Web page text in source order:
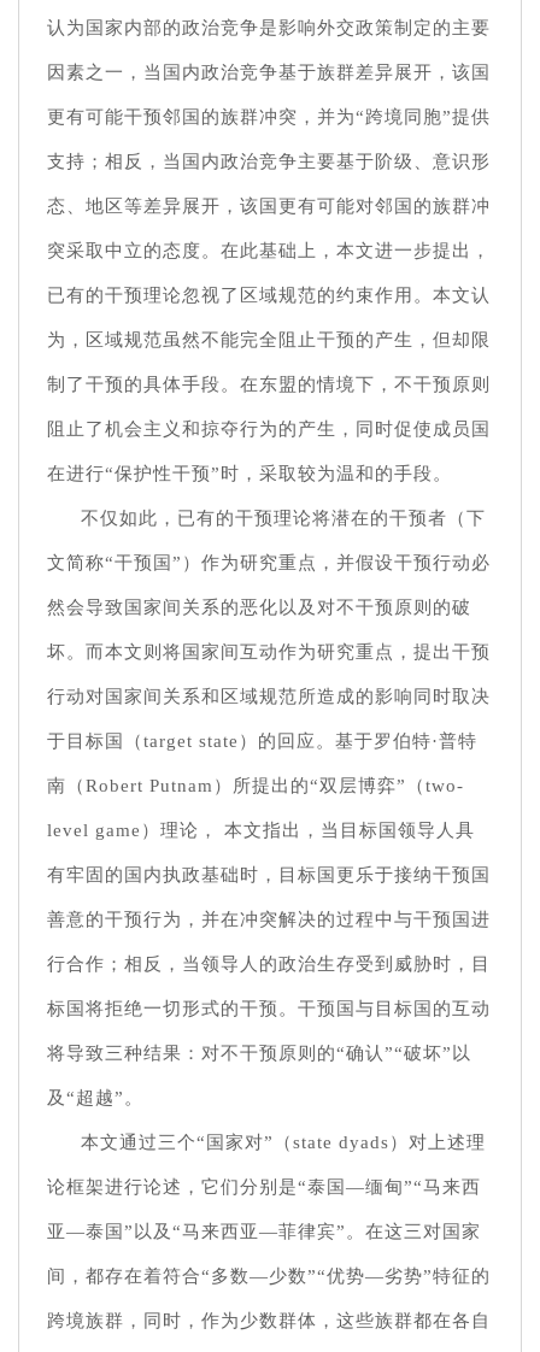
认为国家内部的政治竞争是影响外交政策制定的主要
因素之一，当国内政治竞争基于族群差异展开，该国
更有可能干预邻国的族群冲突，并为“跨境同胞”提供
支持；相反，当国内政治竞争主要基于阶级、意识形
态、地区等差异展开，该国更有可能对邻国的族群冲
突采取中立的态度。在此基础上，本文进一步提出，
已有的干预理论忽视了区域规范的约束作用。本文认
为，区域规范虽然不能完全阻止干预的产生，但却限
制了干预的具体手段。在东盟的情境下，不干预原则
阻止了机会主义和掠夺行为的产生，同时促使成员国
在进行“保护性干预”时，采取较为温和的手段。
不仅如此，已有的干预理论将潜在的干预者（下
文简称“干预国”）作为研究重点，并假设干预行动必
然会导致国家间关系的恶化以及对不干预原则的破
坏。而本文则将国家间互动作为研究重点，提出干预
行动对国家间关系和区域规范所造成的影响同时取决
于目标国（target state）的回应。基于罗伯特·普特
南（Robert Putnam）所提出的“双层博弈”（two-
level game）理论， 本文指出，当目标国领导人具
有牢固的国内执政基础时，目标国更乐于接纳干预国
善意的干预行为，并在冲突解决的过程中与干预国进
行合作；相反，当领导人的政治生存受到威胁时，目
标国将拒绝一切形式的干预。干预国与目标国的互动
将导致三种结果：对不干预原则的“确认”“破坏”以
及“超越”。
本文通过三个“国家对”（state dyads）对上述理
论框架进行论述，它们分别是“泰国—缅甸”“马来西
亚—泰国”以及“马来西亚—菲律宾”。在这三对国家
间，都存在着符合“多数—少数”“优势—劣势”特征的
跨境族群，同时，作为少数群体，这些族群都在各自